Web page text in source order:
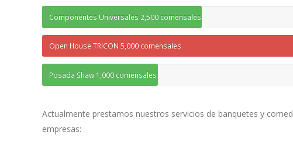
Componentes Universales 2,500 comensales
Open House TRICON 5,000 comensales
Posada Shaw 1,000 comensales
Actualmente prestamos nuestros servicios de banquetes y
empresas: